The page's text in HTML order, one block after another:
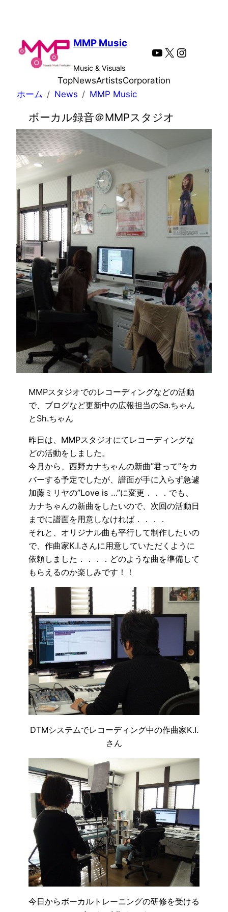
MMP Music
Music & Visuals
YouTube
X
TopNewsArtistsCorporation
ホーム
News MMP Music
ボーカル録音＠MMPスタジオ
MMPスタジオでのレコーディングなどの活動
で、ブログなど更新中の広報担当のSa.ちゃん
とSh.ちゃん
昨日は、MMPスタジオにてレコーディングな
どの活動をしました。
今月から、西野カナちゃんの新曲”君って”をカ
バーする予定でしたが、譜面が手に入らず急遽
加藤ミリヤの”Love is …”に変更．．．でも、
カナちゃんの新曲をしたいので、次回の活動日
までに譜面を用意しなければ．．．．
それと、オリジナル曲も平行して制作したいの
で、作曲家K.I.さんに用意していただくように
依頼しました．．．．どのような曲を準備して
もらえるのか楽しみです！！
DTMシステムでレコーディング中の作曲家K.I.
さん
今日からボーカルトレーニングの研修を受ける